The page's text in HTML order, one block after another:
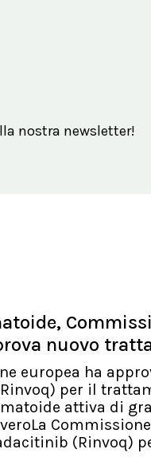
nostra newsletter!
nuovo
europea ha
per il
attiva di
(Rinvoq)